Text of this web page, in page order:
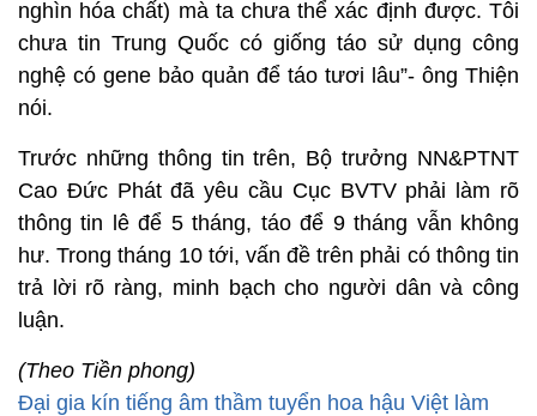
nghìn hóa chất) mà ta chưa thể xác định được. Tôi
chưa tin Trung Quốc có giống táo sử dụng công
nghệ có gene bảo quản để táo tươi lâu”- ông Thiện
nói.
Trước những thông tin trên, Bộ trưởng NN&PTNT
Cao Đức Phát đã yêu cầu Cục BVTV phải làm rõ
thông tin lê để 5 tháng, táo để 9 tháng vẫn không
hư. Trong tháng 10 tới, vấn đề trên phải có thông tin
trả lời rõ ràng, minh bạch cho người dân và công
luận.
(Theo Tiền phong)
Đại gia kín tiếng âm thầm tuyển hoa hậu Việt làm